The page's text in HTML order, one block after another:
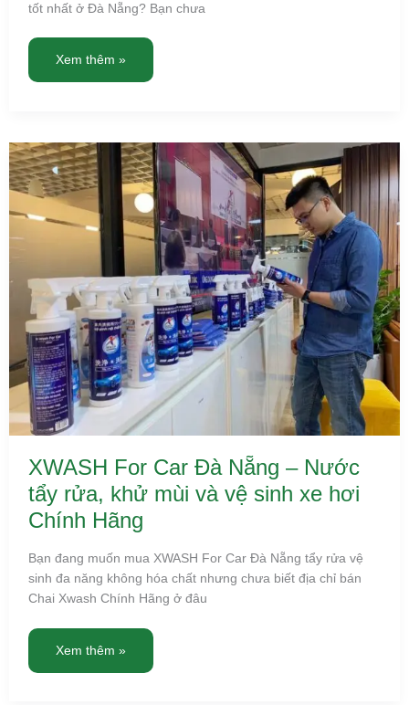
tốt nhất ở Đà Nẵng? Bạn chưa
Xem thêm »
XWASH For Car Đà Nẵng – Nước
tẩy rửa, khử mùi và vệ sinh xe hơi
Chính Hãng
Bạn đang muốn mua XWASH For Car Đà Nẵng tẩy rửa vệ
sinh đa năng không hóa chất nhưng chưa biết địa chỉ bán
Chai Xwash Chính Hãng ở đâu
XWASH
For
Car
Đà
Nẵng
Nước
tẩy
và
vệ
sinh
xe
hơi
Chính
Hãng
Xem thêm »